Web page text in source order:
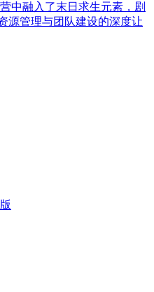
中融入了末日求生元素，剧
源管理与团队建设的深度让